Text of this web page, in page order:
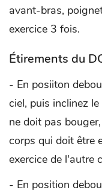
avant-bras,
exercice 3 fois.
Étirements du
- En posiiton
ciel, puis inclinez
ne doit pas
corps qui doit être
exercice de l'autre
- En position